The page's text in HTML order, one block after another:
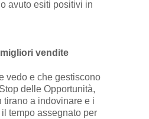
avuto esiti positivi in
vendite
vedo e che gestiscono
delle Opportunità,
tirano a indovinare e i
tempo assegnato per